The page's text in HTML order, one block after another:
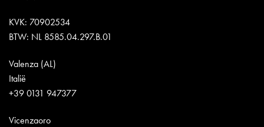
KVK: 70902534
BTW: NL 8585.04.297.B.01
Valenza (AL)
Italië
+39 0131 947377
Vicenzaoro